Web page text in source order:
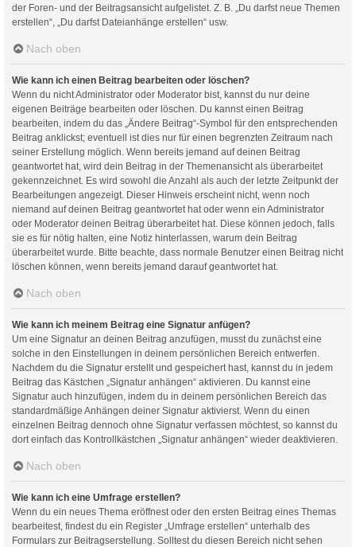
der Foren- und der Beitragsansicht aufgelistet. Z. B. „Du darfst neue Themen
erstellen“, „Du darfst Dateianhänge erstellen“ usw.
Nach oben
Wie kann ich einen Beitrag bearbeiten oder löschen?
Wenn du nicht Administrator oder Moderator bist, kannst du nur deine
eigenen Beiträge bearbeiten oder löschen. Du kannst einen Beitrag
bearbeiten, indem du das „Ändere Beitrag“-Symbol für den entsprechenden
Beitrag anklickst; eventuell ist dies nur für einen begrenzten Zeitraum nach
seiner Erstellung möglich. Wenn bereits jemand auf deinen Beitrag
geantwortet hat, wird dein Beitrag in der Themenansicht als überarbeitet
gekennzeichnet. Es wird sowohl die Anzahl als auch der letzte Zeitpunkt der
Bearbeitungen angezeigt. Dieser Hinweis erscheint nicht, wenn noch
niemand auf deinen Beitrag geantwortet hat oder wenn ein Administrator
oder Moderator deinen Beitrag überarbeitet hat. Diese können jedoch, falls
sie es für nötig halten, eine Notiz hinterlassen, warum dein Beitrag
überarbeitet wurde. Bitte beachte, dass normale Benutzer einen Beitrag nicht
löschen können, wenn bereits jemand darauf geantwortet hat.
Nach oben
Wie kann ich meinem Beitrag eine Signatur anfügen?
Um eine Signatur an deinen Beitrag anzufügen, musst du zunächst eine
solche in den Einstellungen in deinem persönlichen Bereich entwerfen.
Nachdem du die Signatur erstellt und gespeichert hast, kannst du in jedem
Beitrag das Kästchen „Signatur anhängen“ aktivieren. Du kannst eine
Signatur auch hinzufügen, indem du in deinem persönlichen Bereich das
standardmäßige Anhängen deiner Signatur aktivierst. Wenn du einen
einzelnen Beitrag dennoch ohne Signatur verfassen möchtest, so kannst du
dort einfach das Kontrollkästchen „Signatur anhängen“ wieder deaktivieren.
Nach oben
Wie kann ich eine Umfrage erstellen?
Wenn du ein neues Thema eröffnest oder den ersten Beitrag eines Themas
bearbeitest, findest du ein Register „Umfrage erstellen“ unterhalb des
Formulars zur Beitragserstellung. Solltest du diesen Bereich nicht sehen